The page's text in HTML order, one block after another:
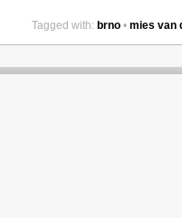
Tagged with: brno • mies van